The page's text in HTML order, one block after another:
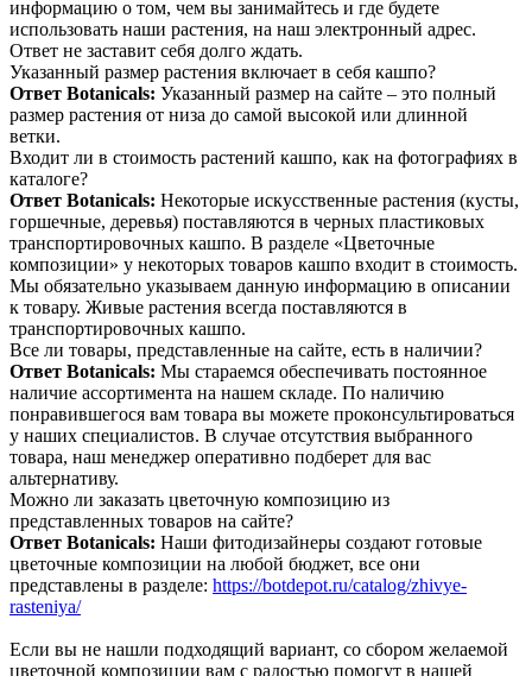
информацию о том, чем вы занимайтесь и где будете
использовать наши растения, на наш электронный адрес.
Ответ не заставит себя долго ждать.
Указанный размер растения включает в себя кашпо?
Ответ Botanicals: Указанный размер на сайте – это полный
размер растения от низа до самой высокой или длинной
ветки.
Входит ли в стоимость растений кашпо, как на фотографиях в
каталоге?
Ответ Botanicals: Некоторые искусственные растения (кусты,
горшечные, деревья) поставляются в черных пластиковых
транспортировочных кашпо. В разделе «Цветочные
композиции» у некоторых товаров кашпо входит в стоимость.
Мы обязательно указываем данную информацию в описании
к товару. Живые растения всегда поставляются в
транспортировочных кашпо.
Все ли товары, представленные на сайте, есть в наличии?
Ответ Botanicals: Мы стараемся обеспечивать постоянное
наличие ассортимента на нашем складе. По наличию
понравившегося вам товара вы можете проконсультироваться
у наших специалистов. В случае отсутствия выбранного
товара, наш менеджер оперативно подберет для вас
альтернативу.
Можно ли заказать цветочную композицию из
представленных товаров на сайте?
Ответ Botanicals: Наши фитодизайнеры создают готовые
цветочные композиции на любой бюджет, все они
представлены в разделе: https://botdepot.ru/catalog/zhivye-
rasteniya/
Если вы не нашли подходящий вариант, со сбором желаемой
цветочной композиции вам с радостью помогут в нашей